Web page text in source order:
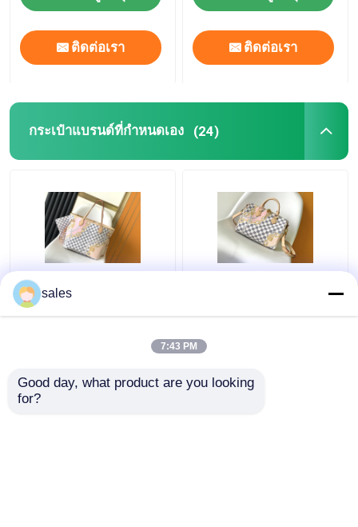
กระเป๋าสะพายข้างขนาดเล็ก แบรนด์
กระเป๋าแบรนด์ที่กำหนดเอง
กระเป๋าแบรนด์เนม
กระเป๋าดีไซน์โมโนแกรม
กระเป๋าสะพายข้าง
กระเป๋าเป้สะพายหลังแบรนด์ดีไซเนอร์
กระเป๋าดีไซน์มินิ
กระเป๋าแบรนด์เนมมือสอง
ติดต่อเรา ติดต่อเรา
กระเป๋าแบรนด์ที่กำหนดเอง (24)
Tahiti Limited Custom
Branded Bags
sales
7:43 PM
Good day, what product are you looking
for?